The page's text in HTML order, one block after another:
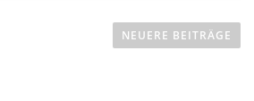
NEUERE BEITRÄGE